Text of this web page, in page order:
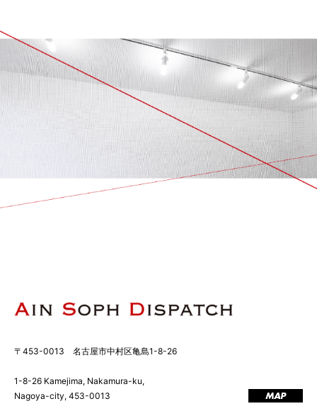
〒453-0013 名古屋市中村区亀島1-8-26
1-8-26 Kamejima, Nakamura-ku,
Nagoya-city, 453-0013
MAP